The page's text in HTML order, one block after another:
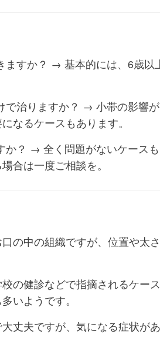
ますか？ → 基本的には、6歳以
で治りますか？ → 小帯の影響
なるケースもあります。
か？ → 全く問題がないケース
合は一度ご相談を。
の中の組織ですが、位置や太
の健診などで指摘されるケー
いようです。
丈夫ですが、気になる症状が